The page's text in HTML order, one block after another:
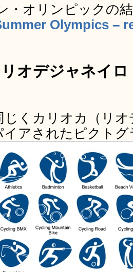
・オリンピックの
Olympics –
オデジャネイ
じくカリオカ（リ
イアされたピクトグ